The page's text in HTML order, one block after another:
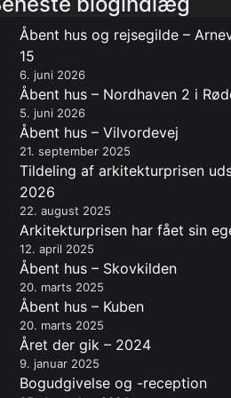
Åbent hus og rejsegilde –
15
6. juni 2026
Åbent hus – Nordhaven 2 i
5. juni 2026
Åbent hus – Vilvordevej
21. september 2025
Tildeling af arkitekturprisen
2026
22. august 2025
Arkitekturprisen har fået sin
12. april 2025
Åbent hus – Skovkilden
20. marts 2025
Åbent hus – Kuben
20. marts 2025
Året der gik – 2024
9. januar 2025
Bogudgivelse og -reception